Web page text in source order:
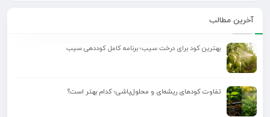
آخرین مطالب
بهترین کود برای درخت سیب؛ برنامه کامل کوددهی سیب
تفاوت کودهای ریشه‌ای و محلول‌پاشی؛ کدام بهتر است؟